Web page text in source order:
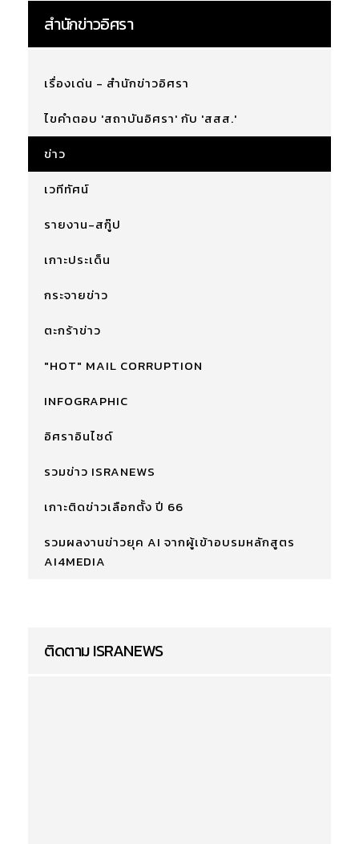
สำนักข่าวอิศรา
เรื่องเด่น - สำนักข่าวอิศรา
ไขคำตอบ 'สถาบันอิศรา' กับ 'สสส.'
ข่าว
เวทีทัศน์
รายงาน-สกู๊ป
เกาะประเด็น
กระจายข่าว
ตะกร้าข่าว
"HOT" MAIL CORRUPTION
INFOGRAPHIC
อิศราอินไซด์
รวมข่าว ISRANEWS
เกาะติดข่าวเลือกตั้ง ปี 66
รวมผลงานข่าวยุค AI จากผู้เข้าอบรมหลักสูตร
AI4MEDIA
ติดตาม ISRANEWS